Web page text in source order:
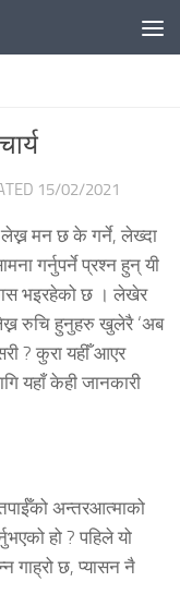
15/02/2021
मन छ के गर्ने, लेख्दा
गर्नुपर्ने प्रश्न हुन् यी
भइरहेको छ । लेखेर
रुचि हुनुहरु खुलेरै ‘अब
? कुरा यहीँ आएर
यहाँ केही जानकारी
अन्तरआत्माको
हो ? पहिले यो
गाह्रो छ, प्यासन नै